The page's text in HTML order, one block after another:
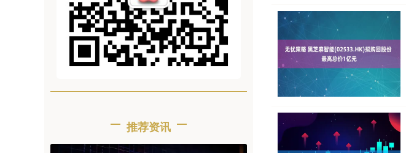
推荐资讯